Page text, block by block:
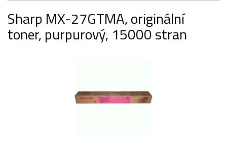
Sharp MX-27GTMA, originální
toner, purpurový, 15000 stran